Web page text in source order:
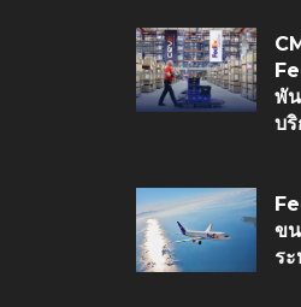
พั
บริ
ข
ร